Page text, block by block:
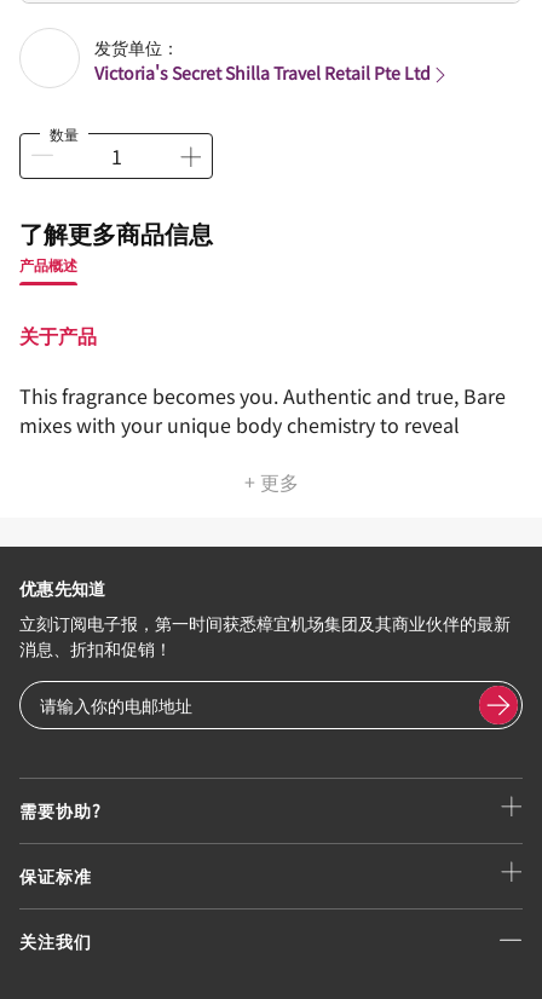
发货单位：
Victoria's Secret Shilla Travel Retail Pte Ltd
数量
了解更多商品信息
产品概述
关于产品
This fragrance becomes you. Authentic and true, Bare
mixes with your unique body chemistry to reveal
+ 更多
需要协助?
保证标准
关注我们
优惠先知道
立刻订阅电子报，第一时间获悉樟宜机场集团及其商业伙伴的最新
消息、折扣和促销！